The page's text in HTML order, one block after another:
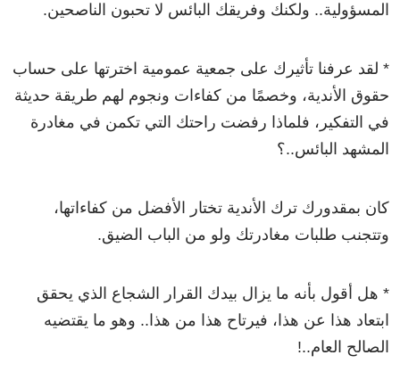
المسؤولية.. ولكنك وفريقك البائس لا تحبون الناصحين.
* لقد عرفنا تأثيرك على جمعية عمومية اخترتها على حساب
حقوق الأندية، وخصمًا من كفاءات ونجوم لهم طريقة حديثة
في التفكير، فلماذا رفضت راحتك التي تكمن في مغادرة
المشهد البائس..؟
كان بمقدورك ترك الأندية تختار الأفضل من كفاءاتها،
وتتجنب طلبات مغادرتك ولو من الباب الضيق.
* هل أقول بأنه ما يزال بيدك القرار الشجاع الذي يحقق
ابتعاد هذا عن هذا، فيرتاح هذا من هذا.. وهو ما يقتضيه
الصالح العام..!